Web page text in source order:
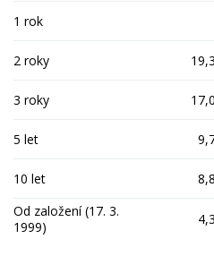
1 rok
2 roky
3 roky
5 let
10 let
Od založení (17. 3.
1999)